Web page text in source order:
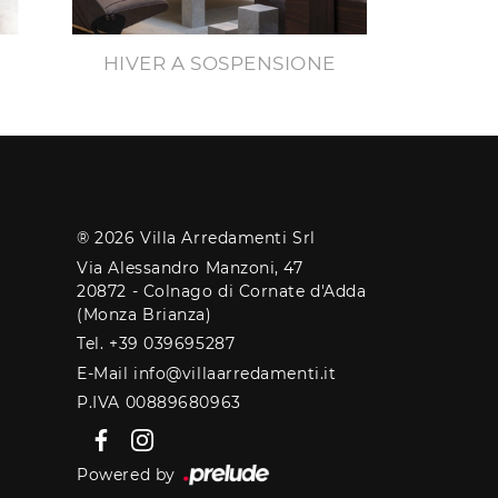
HIVER A SOSPENSIONE
® 2026 Villa Arredamenti Srl
Via Alessandro Manzoni, 47
20872 - Colnago di Cornate d'Adda
(Monza Brianza)
Tel. +39 039695287
E-Mail info@villaarredamenti.it
P.IVA 00889680963
Powered by